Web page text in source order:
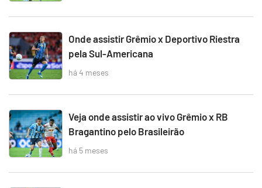
Onde assistir Grêmio x Deportivo Riestra
pela Sul-Americana
há 4 meses
Veja onde assistir ao vivo Grêmio x RB
Bragantino pelo Brasileirão
há 5 meses